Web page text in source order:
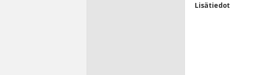
Lisätiedot